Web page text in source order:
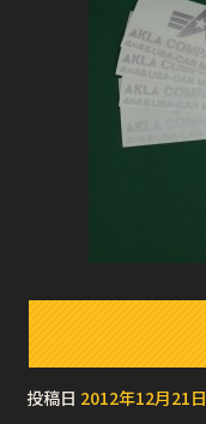
投稿日 2012年12月21日